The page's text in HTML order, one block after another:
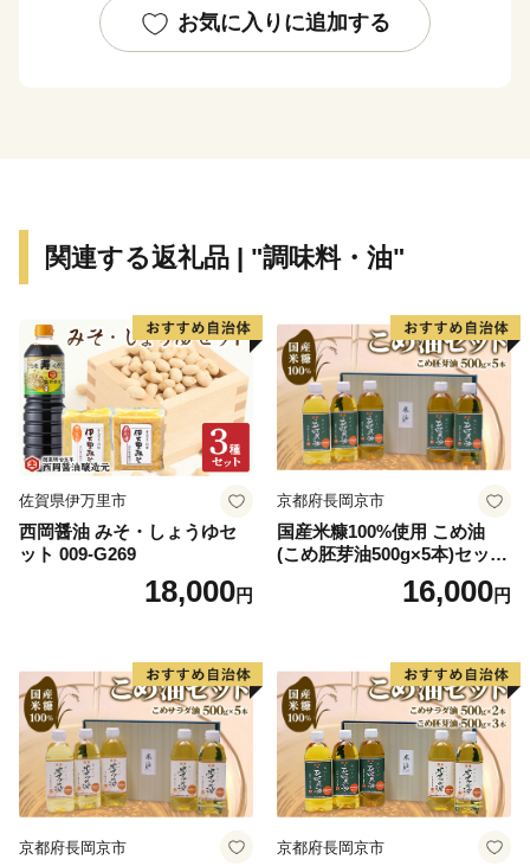
お気に入りに追加する
関連する返礼品 | "調味料・油"
佐賀県伊万里市
西岡醤油 みそ・しょうゆセ
ット 009-G269
18,000円
京都府長岡京市
国産米糠100%使用 こめ油
(こめ胚芽油500g×5本)セット
16,000円
京都府長岡京市 京都府長岡京市